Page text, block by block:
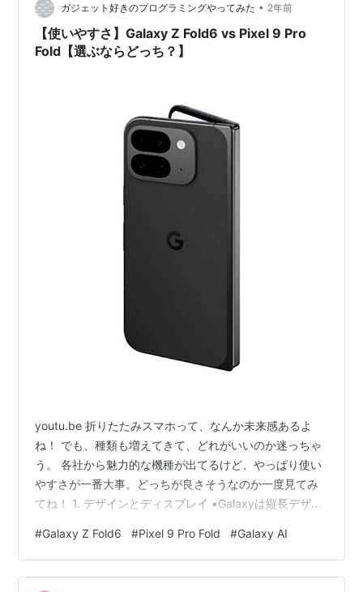
す。彼女はポケットに入れることを考慮し、かさばらな
いデザインを好んでいま…
ガジェット好きのプログラミングやってみた • 2年前
【使いやすさ】Galaxy Z Fold6 vs Pixel 9 Pro
Fold【選ぶならどっち？】
youtu.be 折りたたみスマホって、なんか未来感あるよ
ね！ でも、種類も増えてきて、どれがいいのか迷っちゃ
う。 各社から魅力的な機種が出てるけど、やっぱり使い
やすさが一番大事。どっちが良さそうなのか一度見てみ
てね！ 1. デザインとディスプレイ ▪︎Galaxyは縦長デザイ
ている。 ▪︎Pixelは丸みを帯びたデザインで、ベゼルが太
く、左側に余白が目立つ。2. ユーザーインターフェース
（UI） ▪︎GalaxyはSamsung独自のUIを採用しており、使
#Galaxy Z Fold6 #Pixel 9 Pro Fold #Galaxy AI